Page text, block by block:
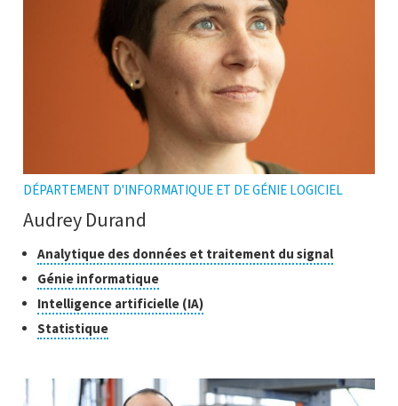
DÉPARTEMENT D'INFORMATIQUE ET DE GÉNIE LOGICIEL
Audrey Durand
Classes
de
recherche
Analytique des données et traitement du signalCliquer
pour
Génie informatiqueCliquer
pour
ouvrir
Intelligence artificielle (IA)Cliquer
pour
StatistiqueCliquer
pour
l'infobulle